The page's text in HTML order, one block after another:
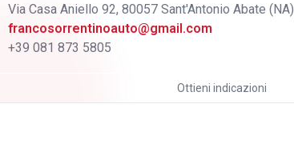
Via Casa Aniello 92, 80057 Sant'Antonio Abate (NA)
francosorrentinoauto@gmail.com
+39 081 873 5805
Ottieni indicazioni